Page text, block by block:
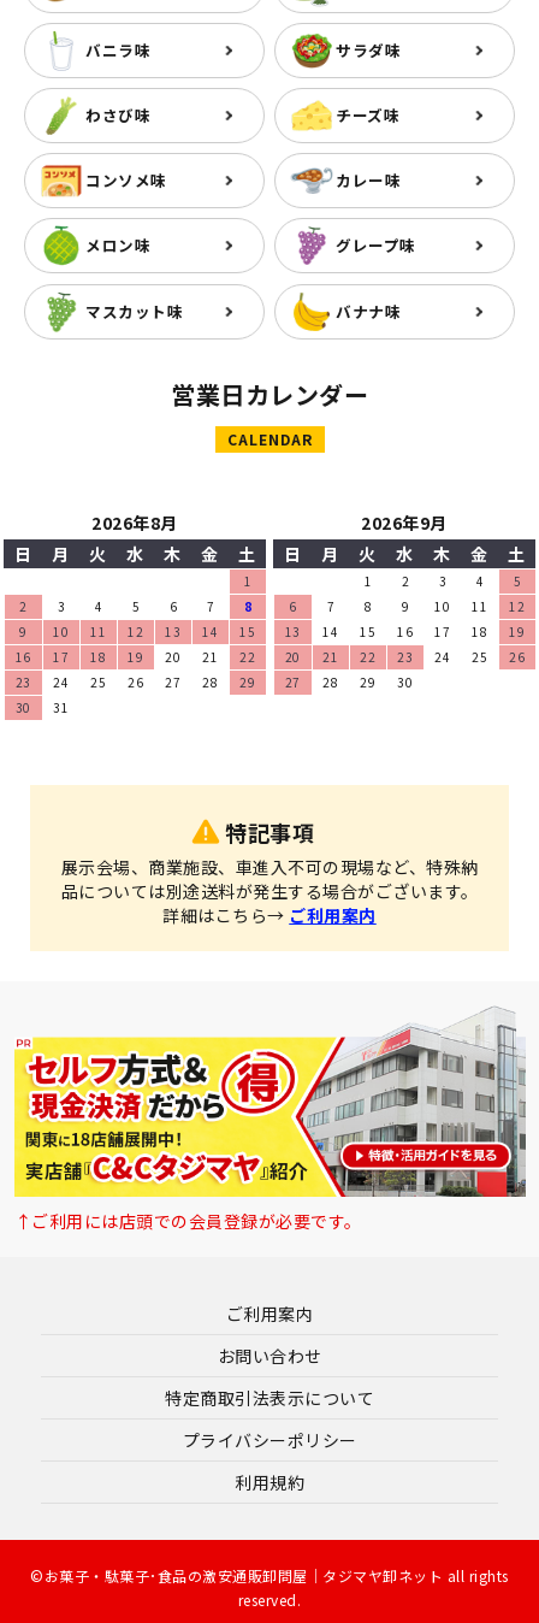
バニラ味 サラダ味
わさび味 チーズ味
コンソメ味 カレー味
メロン味 グレープ味
マスカット味 バナナ味
営業日カレンダー
CALENDAR
2026年8月
日
月 火 水 木 金 土
1
2
3 4 5 6 7
8
9
10 11 12 13 14
15
16
17 18 19 20 21
22
23
24 25 26 27 28
29
30
31
2026年9月
日
月 火 水 木 金 土
1 2 3 4
5
6
7 8 9 10 11
12
13
14 15 16 17 18
19
20
21 22 23 24 25
26
27
28 29 30
特記事項
展示会場、商業施設、車進入不可の現場など、特殊納
品については別途送料が発生する場合がございます。
詳細はこちら→ ご利用案内
↑ご利用には店頭での会員登録が必要です。
ご利用案内
お問い合わせ
特定商取引法表示について
プライバシーポリシー
利用規約
©お菓子・駄菓子･食品の激安通販卸問屋｜タジマヤ卸ネット all rights
reserved.